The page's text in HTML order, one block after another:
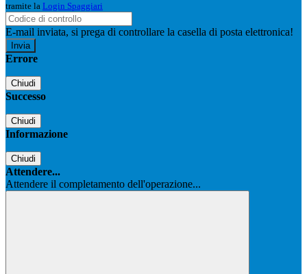
tramite la Login Spaggiari
E-mail inviata, si prega di controllare la casella di posta elettronica!
Errore
Chiudi
Successo
Chiudi
Informazione
Chiudi
Attendere...
Attendere il completamento dell'operazione...